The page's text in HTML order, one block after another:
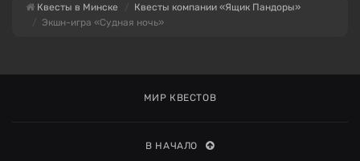
Квесты в Минске
Квесты компании «Ящик Пандоры»
Экшн-игра «Судная ночь»
МИР КВЕСТОВ
В НАЧАЛО